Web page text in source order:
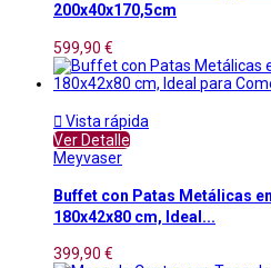
200x40x170,5cm
599,90 €
 Vista rápida
Ver Detalle
Meyvaser
Buffet con Patas Metálicas
180x42x80 cm, Ideal...
399,90 €